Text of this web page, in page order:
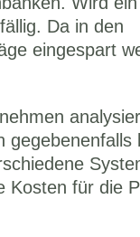
Da in den
eingespart
gegebenenfalls
Kosten für die